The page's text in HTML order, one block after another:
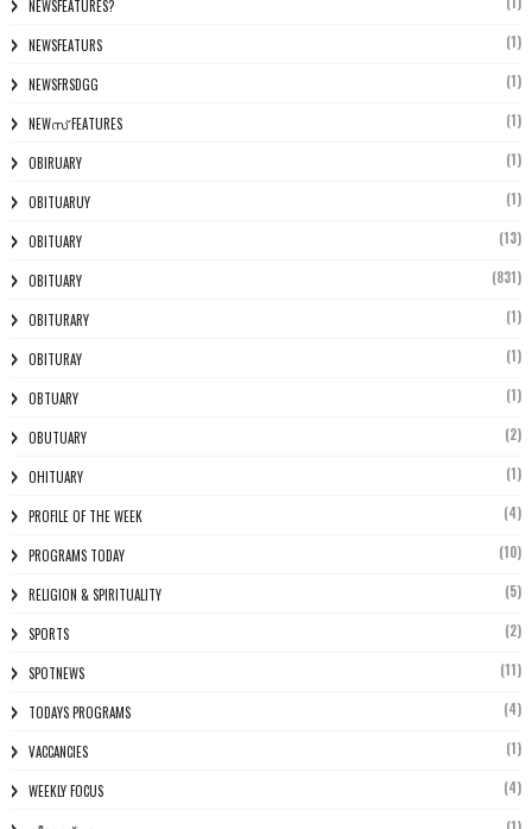
NEWSFEATURES?
NEWSFEATURS (1)
NEWSFRSDGG (1)
NEWസ് FEATURES (1)
OBIRUARY (1)
OBITUARUY (1)
OBITUARY (13)
OBITUARY (831)
OBITURARY (1)
OBITURAY (1)
OBTUARY (1)
OBUTUARY (2)
OHITUARY (1)
PROFILE OF THE WEEK (4)
PROGRAMS TODAY (10)
RELIGION & SPIRITUALITY (5)
SPORTS (2)
SPOTNEWS (11)
TODAYS PROGRAMS (4)
VACCANCIES (1)
WEEKLY FOCUS (4)